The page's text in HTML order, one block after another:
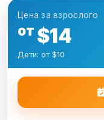
Цена за взрослого
от $14
Дети: от $10